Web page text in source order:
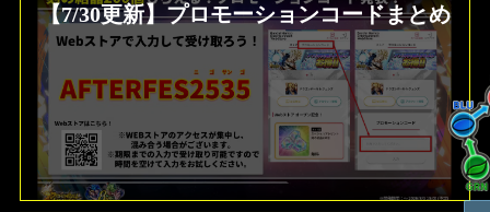
【7/30更新】プロモーションコードまとめ